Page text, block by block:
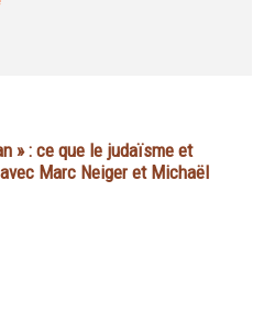
» : ce que le judaïsme et
Marc Neiger et Michaël